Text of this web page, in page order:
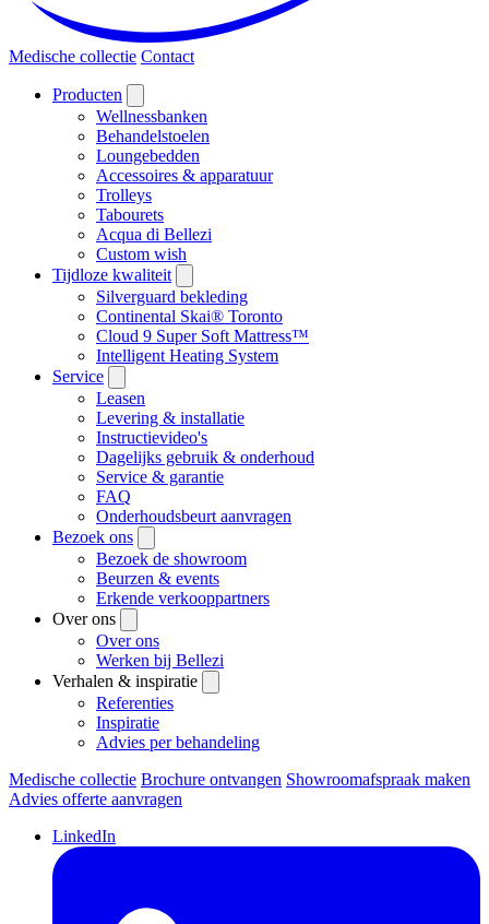
Medische collectie Contact
Producten
Wellnessbanken
Behandelstoelen
Loungebedden
Accessoires & apparatuur
Trolleys
Tabourets
Acqua di Bellezi
Custom wish
Tijdloze kwaliteit
Silverguard bekleding
Continental Skai® Toronto
Cloud 9 Super Soft Mattress™
Intelligent Heating System
Service
Leasen
Levering & installatie
Instructievideo's
Dagelijks gebruik & onderhoud
Service & garantie
FAQ
Onderhoudsbeurt aanvragen
Bezoek ons
Bezoek de showroom
Beurzen & events
Erkende verkooppartners
Over ons
Over ons
Werken bij Bellezi
Verhalen & inspiratie
Referenties
Inspiratie
Advies per behandeling
Medische collectie Brochure ontvangen Showroomafspraak maken
Advies offerte aanvragen
LinkedIn